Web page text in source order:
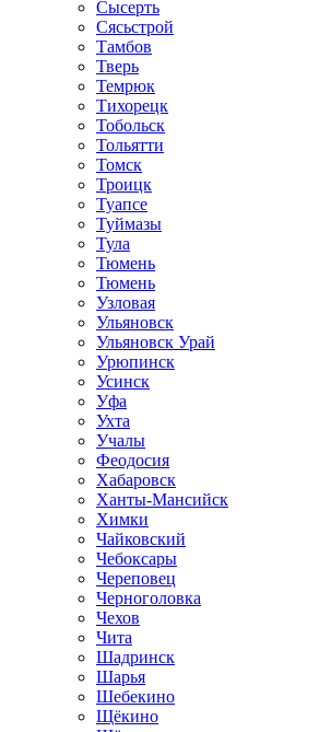
Сысерть
Сясьстрой
Тамбов
Тверь
Темрюк
Тихорецк
Тобольск
Тольятти
Томск
Троицк
Туапсе
Туймазы
Тула
Тюмень
Тюмень
Узловая
Ульяновск
Ульяновск Урай
Урюпинск
Усинск
Уфа
Ухта
Учалы
Феодосия
Хабаровск
Ханты-Мансийск
Химки
Чайковский
Чебоксары
Череповец
Черноголовка
Чехов
Чита
Шадринск
Шарья
Шебекино
Щёкино